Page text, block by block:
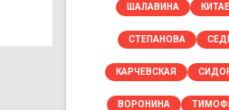
ШАЛАВИНА
СТЕПАНОВА
КАРЧЕВСКАЯ
ВОРОНИНА